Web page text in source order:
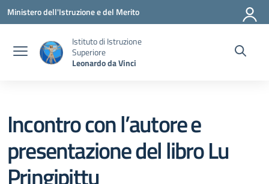
Vai ai contenuti
Vai al menu di navigazione
Vai al footer
Ministero dell'Istruzione e del Merito
Istituto di Istruzione
Superiore
Leonardo da Vinci
Incontro con l’autore e
presentazione del libro Lu
Pringipittu